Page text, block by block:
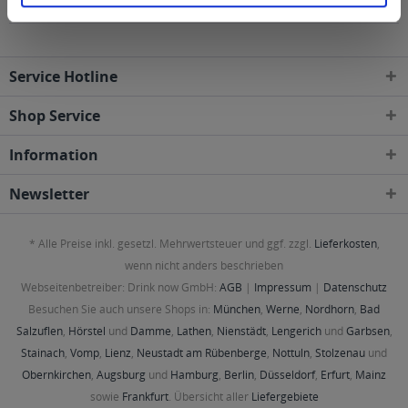
Service Hotline
Shop Service
Information
Newsletter
* Alle Preise inkl. gesetzl. Mehrwertsteuer und ggf. zzgl. Lieferkosten,
wenn nicht anders beschrieben
Webseitenbetreiber: Drink now GmbH: AGB | Impressum | Datenschutz
Besuchen Sie auch unsere Shops in: München, Werne, Nordhorn, Bad
Salzuflen, Hörstel und Damme, Lathen, Nienstädt, Lengerichund Garbsen,
Stainach, Vomp, Lienz, Neustadt am Rübenberge, Nottuln, Stolzenau und
Obernkirchen, Augsburg und Hamburg, Berlin, Düsseldorf, Erfurt, Mainz
sowie Frankfurt. Übersicht aller Liefergebiete